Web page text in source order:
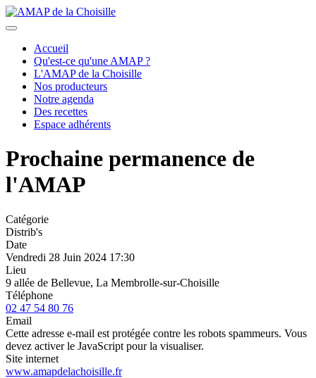
Accueil
Qu'est-ce qu'une AMAP ?
L'AMAP de la Choisille
Nos producteurs
Notre agenda
Des recettes
Espace adhérents
Prochaine permanence de
l'AMAP
Catégorie
Distrib's
Date
Vendredi 28 Juin 2024 17:30
Lieu
9 allée de Bellevue, La Membrolle-sur-Choisille
Téléphone
02 47 54 80 76
Email
Cette adresse e-mail est protégée contre les robots spammeurs. Vous
devez activer le JavaScript pour la visualiser.
Site internet
www.amapdelachoisille.fr
précédent
suivant